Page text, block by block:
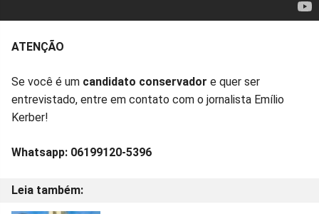
ATENÇÃO
Se você é um candidato conservador e quer ser
entrevistado, entre em contato com o jornalista Emílio
Kerber!
Whatsapp: 06199120-5396